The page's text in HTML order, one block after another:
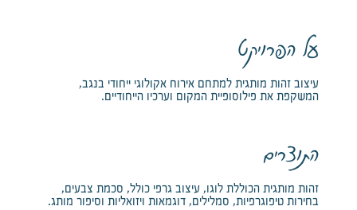
על הפרויקט
עיצוב זהות מותגית למתחם אירוח אקולוגי ייחודי בנגב,
המשקפת את פילוסופיית המקום וערכיו הייחודיים.
התוצרים
זהות מותגית הכוללת לוגו, עיצוב גרפי כולל, סכמת צבעים,
בחירות טיפוגרפיות, סמלילים, דוגמאות ויזואליות וסיפור מותג.